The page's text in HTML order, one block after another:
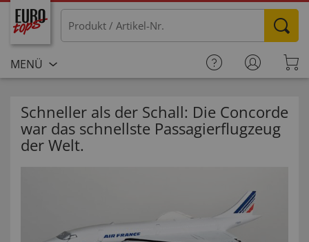
MENÜ
Schneller als der Schall: Die Concorde
war das schnellste Passagierflugzeug
der Welt.